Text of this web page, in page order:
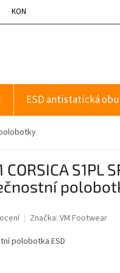
KONTAKTY
ESD antistatická
polobotky
Značka: VM Footwear
S1PL
polobotka ESD